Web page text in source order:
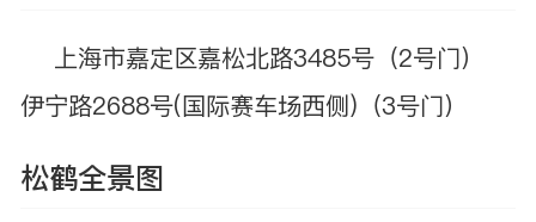
上海市嘉定区嘉松北路3485号（2号门）
伊宁路2688号(国际赛车场西侧)（3号门）
松鹤全景图